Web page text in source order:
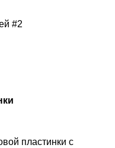
#2
пластинки с